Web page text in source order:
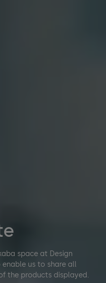
space at Design
us to share all
the products displayed.